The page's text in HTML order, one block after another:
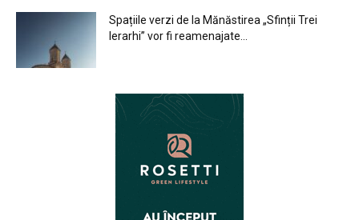
Spațiile verzi de la Mănăstirea „Sfinții Trei
Ierarhi” vor fi reamenajate...